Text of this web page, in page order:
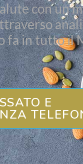
con un
fa in tutto il
E